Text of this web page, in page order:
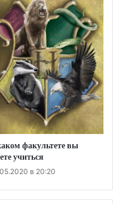
факультете вы
учиться
в 20:20